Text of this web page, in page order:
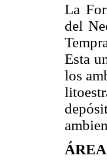
La
del
Esta
los